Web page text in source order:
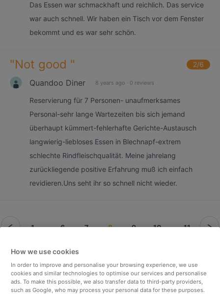
Das Essen war schmackhaft und reichlich. Das service
war auch schnell. Wir haben ein Tisch vor dem Fenster
bekommt und es war sehr schön.
"Not good " 2/6
Quandoo Diner 8 years ago · 0 reviews
Reservierung für 7 Personen- unaufmerksames
Personal-sehr lange Wartezeiten bis sich jemand
überhaupt kümmert-fehlerhafte Gerichte-Austausch
langwierig-liebloses Essen in Blechnapf-extrem
schlechte Rindfleischqualität. Meine jahrelang
zurückliegende positive Erfahrung muß ich einfach
revidieren.Uns seht ihr so schnell nicht wieder.
1 ... 6 7 8 9 10 ... 11
Similar restaurants
How we use cookies
In order to improve and personalise your browsing experience, we use
cookies and similar technologies to optimise our services and personalise
ads. To make this possible, we also transfer data to third-party providers,
such as Google, who may process your personal data for these purposes.